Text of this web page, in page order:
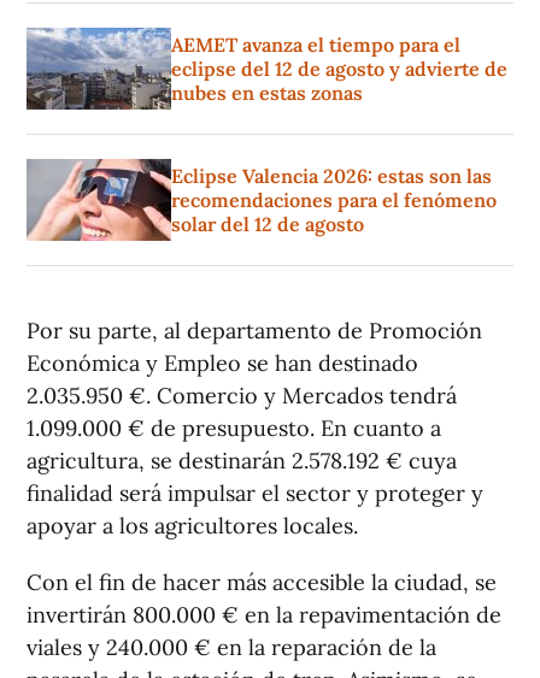
AEMET avanza el tiempo para el
eclipse del 12 de agosto y advierte de
nubes en estas zonas
Eclipse Valencia 2026: estas son las
recomendaciones para el fenómeno
solar del 12 de agosto
Por su parte, al departamento de Promoción
Económica y Empleo se han destinado
2.035.950 €. Comercio y Mercados tendrá
1.099.000 € de presupuesto. En cuanto a
agricultura, se destinarán 2.578.192 € cuya
finalidad será impulsar el sector y proteger y
apoyar a los agricultores locales.
Con el fin de hacer más accesible la ciudad, se
invertirán 800.000 € en la repavimentación de
viales y 240.000 € en la reparación de la